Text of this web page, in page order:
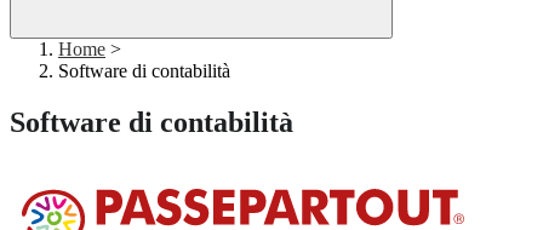
Home >
Software di contabilità
Software di contabilità